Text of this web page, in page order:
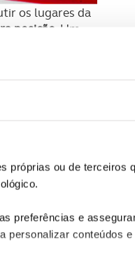
próprias ou de terceiros
preferências e
personalizar conteúdos
os lugares da
posição . Um